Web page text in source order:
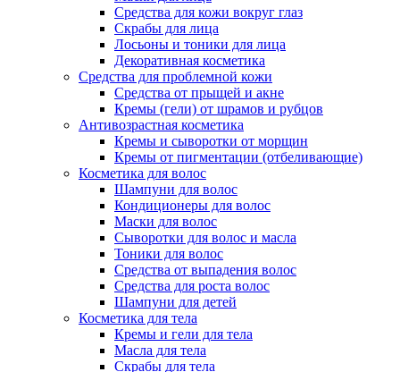
Средства для кожи вокруг глаз
Скрабы для лица
Лосьоны и тоники для лица
Декоративная косметика
Средства для проблемной кожи
Средства от прыщей и акне
Кремы (гели) от шрамов и рубцов
Антивозрастная косметика
Кремы и сыворотки от морщин
Кремы от пигментации (отбеливающие)
Косметика для волос
Шампуни для волос
Кондиционеры для волос
Маски для волос
Сыворотки для волос и масла
Тоники для волос
Средства от выпадения волос
Средства для роста волос
Шампуни для детей
Косметика для тела
Кремы и гели для тела
Масла для тела
Скрабы для тела